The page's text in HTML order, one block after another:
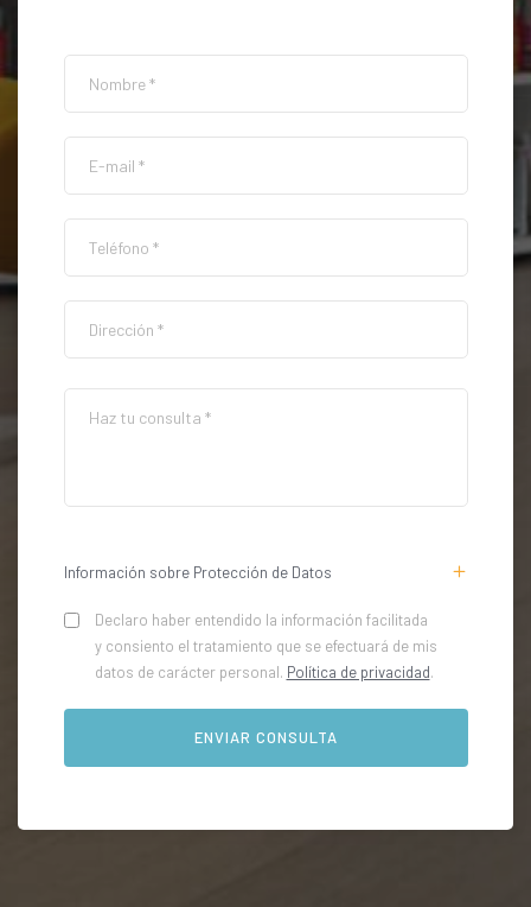
Información sobre Protección de Datos
Declaro haber entendido la información facilitada
y consiento el tratamiento que se efectuará de mis
datos de carácter personal. Política de privacidad.